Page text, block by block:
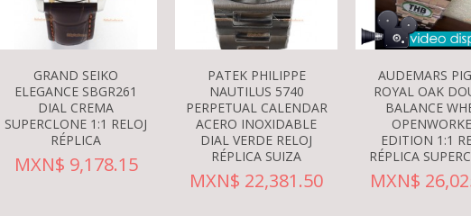
GRAND SEIKO
ELEGANCE SBGR261
DIAL CREMA
SUPERCLONE 1:1 RELOJ
RÉPLICA
MXN$ 9,178.15
PATEK PHILIPPE
NAUTILUS 5740
PERPETUAL CALENDAR
ACERO INOXIDABLE
DIAL VERDE RELOJ
RÉPLICA SUIZA
MXN$ 22,381.50
AUDEMARS
ROYAL OAK
BALANCE
EDITION 1:1
RÉPLICA
MXN$